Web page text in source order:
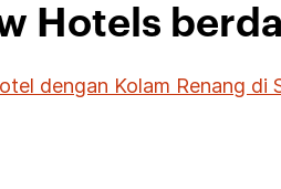
Hotels
dengan Kolam Renang di